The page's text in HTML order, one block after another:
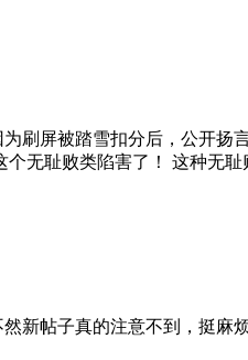
刷屏被踏雪扣分后，公开
无耻败类陷害了！ 这种无耻
新帖子真的注意不到，挺麻烦